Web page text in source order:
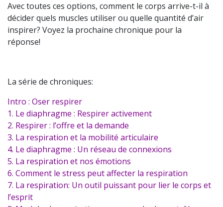
Avec toutes ces options, comment le corps arrive-t-il à
décider quels muscles utiliser ou quelle quantité d’air
inspirer? Voyez la prochaine chronique pour la
réponse!
La série de chroniques:
Intro : Oser respirer
1. Le diaphragme : Respirer activement
2. Respirer : l’offre et la demande
3. La respiration et la mobilité articulaire
4. Le diaphragme : Un réseau de connexions
5. La respiration et nos émotions
6. Comment le stress peut affecter la respiration
7. La respiration: Un outil puissant pour lier le corps et
l’esprit